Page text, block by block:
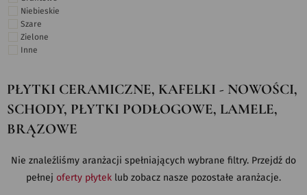
Niebieskie
Szare
Zielone
Inne
PŁYTKI CERAMICZNE, KAFELKI - NOWOŚCI,
SCHODY, PŁYTKI PODŁOGOWE, LAMELE,
BRĄZOWE
Nie znaleźliśmy aranżacji spełniających wybrane filtry. Przejdź do
pełnej oferty płytek lub zobacz nasze pozostałe aranżacje.